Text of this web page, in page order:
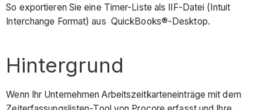
So exportieren Sie eine Timer-Liste als IIF-Datei (Intuit
Interchange Format) aus QuickBooks®-Desktop.
Hintergrund
Wenn Ihr Unternehmen Arbeitszeitkarteneinträge mit dem